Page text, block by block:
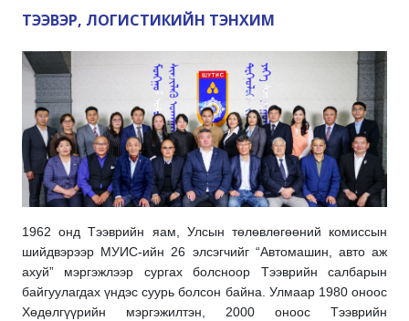
ТЭЭВЭР, ЛОГИСТИКИЙН ТЭНХИМ
1962 онд Тээврийн яам, Улсын төлөвлөгөөний комиссын
шийдвэрээр МУИС-ийн 26 элсэгчийг “Автомашин, авто аж
ахуй” мэргэжлээр сургах болсноор Тээврийн салбарын
байгуулагдах үндэс суурь болсон байна. Улмаар 1980 оноос
Хөдөлгүүрийн мэргэжилтэн, 2000 оноос Тээврийн